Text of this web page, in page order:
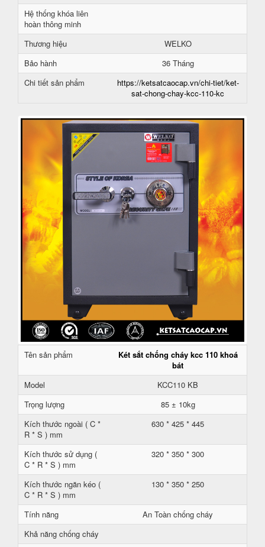
Hệ thống khóa liên
hoàn thông minh
Thương hiệu
WELKO
Bảo hành
36 Tháng
Chi tiết sản phẩm
https://ketsatcaocap.vn/chi-tiet/ket-
sat-chong-chay-kcc-110-kc
Tên sản phẩm
Két sắt chống cháy kcc 110 khoá
bát
Model
KCC110 KB
Trọng lượng
85 ± 10kg
Kích thước ngoài ( C *
R * S ) mm
630 * 425 * 445
Kích thước sử dụng (
C * R * S ) mm
320 * 350 * 300
Kích thước ngăn kéo (
C * R * S ) mm
130 * 350 * 250
Tính năng
An Toàn chống cháy
Khả năng chống cháy